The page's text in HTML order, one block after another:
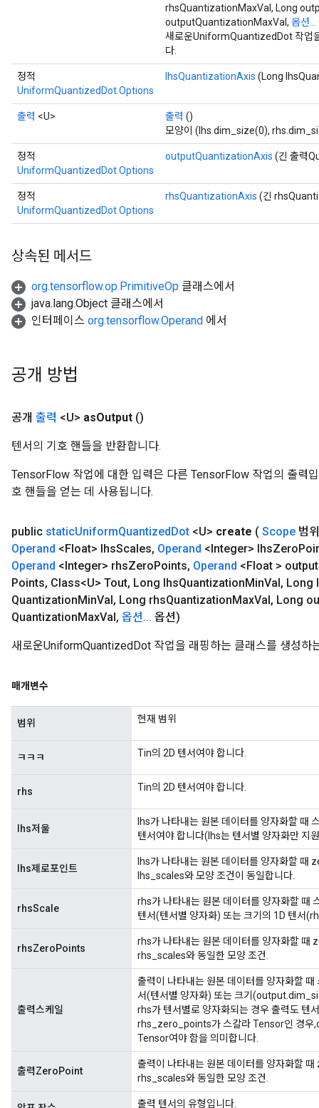
rhsQuantizationMaxVal, Long
outputQuantizationMaxVal, 옵션...
새로운UniformQuantizedDot 작업
다.
정적
UniformQuantizedDot.Options
lhsQuantizationAxis (Long
출력 <U> 출력 ()
모양이 (lhs.dim_size(0),
정적
UniformQuantizedDot.Options
outputQuantizationAxis (긴 출력
정적
UniformQuantizedDot.Options
rhsQuantizationAxis (긴
상속된 메서드
org.tensorflow.op.PrimitiveOp 클래스에서
java.lang.Object 클래스에서
인터페이스 org.tensorflow.Operand 에서
공개 방법
공개 출력 <U> asOutput ()
텐서의 기호 핸들을 반환합니다.
TensorFlow 작업에 대한 입력은 다른 TensorFlow 작업의 출력
호 핸들을 얻는 데 사용됩니다.
public staticUniformQuantizedDot <U> create ( Scope 범위
Operand <Float> lhsScales, Operand <Integer> lhsZero
Operand <Integer> rhsZeroPoints, Operand <Float > output
Points, Class<U> Tout, Long lhsQuantizationMinVal, Long
QuantizationMinVal, Long rhsQuantizationMaxVal, Long
QuantizationMaxVal, 옵션... 옵션)
새로운UniformQuantizedDot 작업을 래핑하는 클래스를 생성하
매개변수
범위 현재 범위
ㅋㅋㅋ Tin의 2D 텐서여야 합니다.
rhs Tin의 2D 텐서여야 합니다.
lhs저울
lhs가 나타내는 원본 데이터를 양자화할 때
텐서여야 합니다(lhs는 텐서별 양자화만 지
lhs제로포인트
lhs가 나타내는 원본 데이터를 양자화할
lhs_scales와 모양 조건이 동일합니다.
rhsScale
rhs가 나타내는 원본 데이터를 양자화할 때
텐서(텐서별 양자화) 또는 크기의 1D 텐서
rhsZeroPoints
rhs가 나타내는 원본 데이터를 양자화할
rhs_scales와 동일한 모양 조건.
출력스케일
출력이 나타내는 원본 데이터를 양자화할
서(텐서별 양자화) 또는 크기
rhs가 텐서별로 양자화되는 경우 출력도 텐
rhs_zero_points가 스칼라 Tensor인 경
Tensor여야 함을 의미합니다.
출력ZeroPoint
출력이 나타내는 원본 데이터를 양자화할
rhs_scales와 동일한 모양 조건.
출력 텐서의 유형입니다.